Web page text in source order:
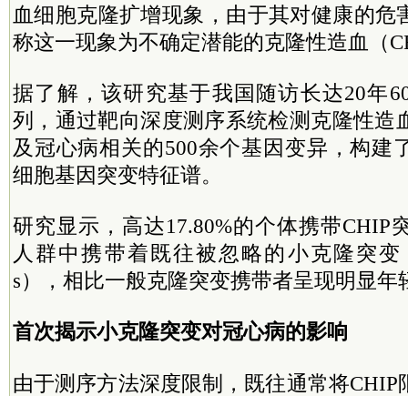
血细胞克隆扩增现象，由于其对健康的危
称这一现象为不确定潜能的克隆性造血（
据了解，该研究基于我国随访长达20年
列，通过靶向深度测序系统检测克隆性造
及冠心病相关的500余个基因变异，构建
细胞基因突变特征谱。
研究显示，高达17.80%的个体携带CHIP
人群中携带着既往被忽略的小克隆突变
s），相比一般克隆突变携带者呈现明显年
首次揭示小克隆突变对冠心病的影响
由于测序方法深度限制，既往通常将CHIP